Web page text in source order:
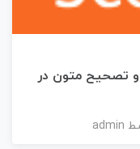
تصحیح متون در
admin